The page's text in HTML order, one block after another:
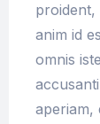
proident,
anim id
omnis
aperiam,